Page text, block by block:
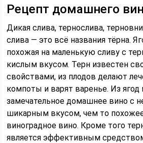
Рецепт домашнего
Дикая слива, тернослива,
слива — это всё названия тёрна.
похожая на маленькую сливу с
кислым вкусом. Терн известен
свойствами, из плодов делают
компоты и варят варенье. Из
замечательное домашнее вино с
шикарным вкусом, чем то
виноградное вино. Кроме того
является эффективным